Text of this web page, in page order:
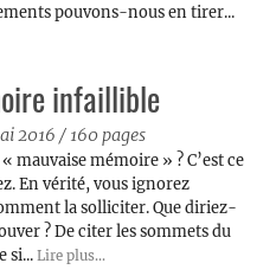
pouvons-nous en tirer...
infaillible
2016 / 160 pages
mauvaise mémoire » ? C’est ce
En vérité, vous ignorez
la solliciter. Que diriez-
? De citer les sommets du
si... Lire plus...